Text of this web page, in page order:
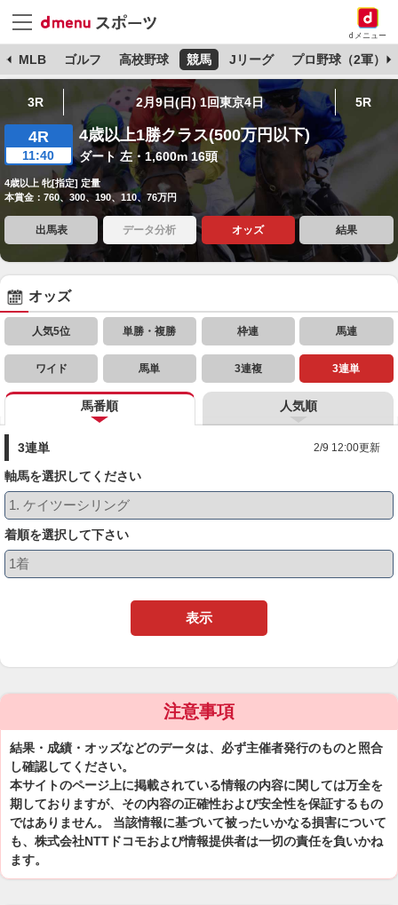
dメニュー
MLB ゴルフ 高校野球 競馬 Jリーグ プロ野球（2軍）
3R 2月9日(日) 1回東京4日 5R
4R
11:40
4歳以上1勝クラス(500万円以下)
ダート 左・1,600m 16頭
4歳以上 牝[指定] 定量
本賞金：760、300、190、110、76万円
出馬表 データ分析 オッズ 結果
オッズ
人気5位 単勝・複勝 枠連 馬連
ワイド 馬単 3連複 3連単
馬番順 人気順
3連単 2/9 12:00更新
軸馬を選択してください
着順を選択して下さい
表示
注意事項
結果・成績・オッズなどのデータは、必ず主催者発行のものと照合
し確認してください。
本サイトのページ上に掲載されている情報の内容に関しては万全を
期しておりますが、その内容の正確性および安全性を保証するもの
ではありません。 当該情報に基づいて被ったいかなる損害について
も、株式会社NTTドコモおよび情報提供者は一切の責任を負いかね
ます。